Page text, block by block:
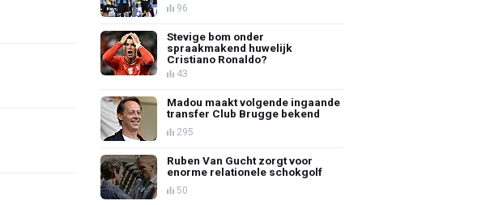
96
Stevige bom onder
spraakmakend huwelijk
Cristiano Ronaldo?
43
Madou maakt volgende ingaande
transfer Club Brugge bekend
295
Ruben Van Gucht zorgt voor
enorme relationele schokgolf
50